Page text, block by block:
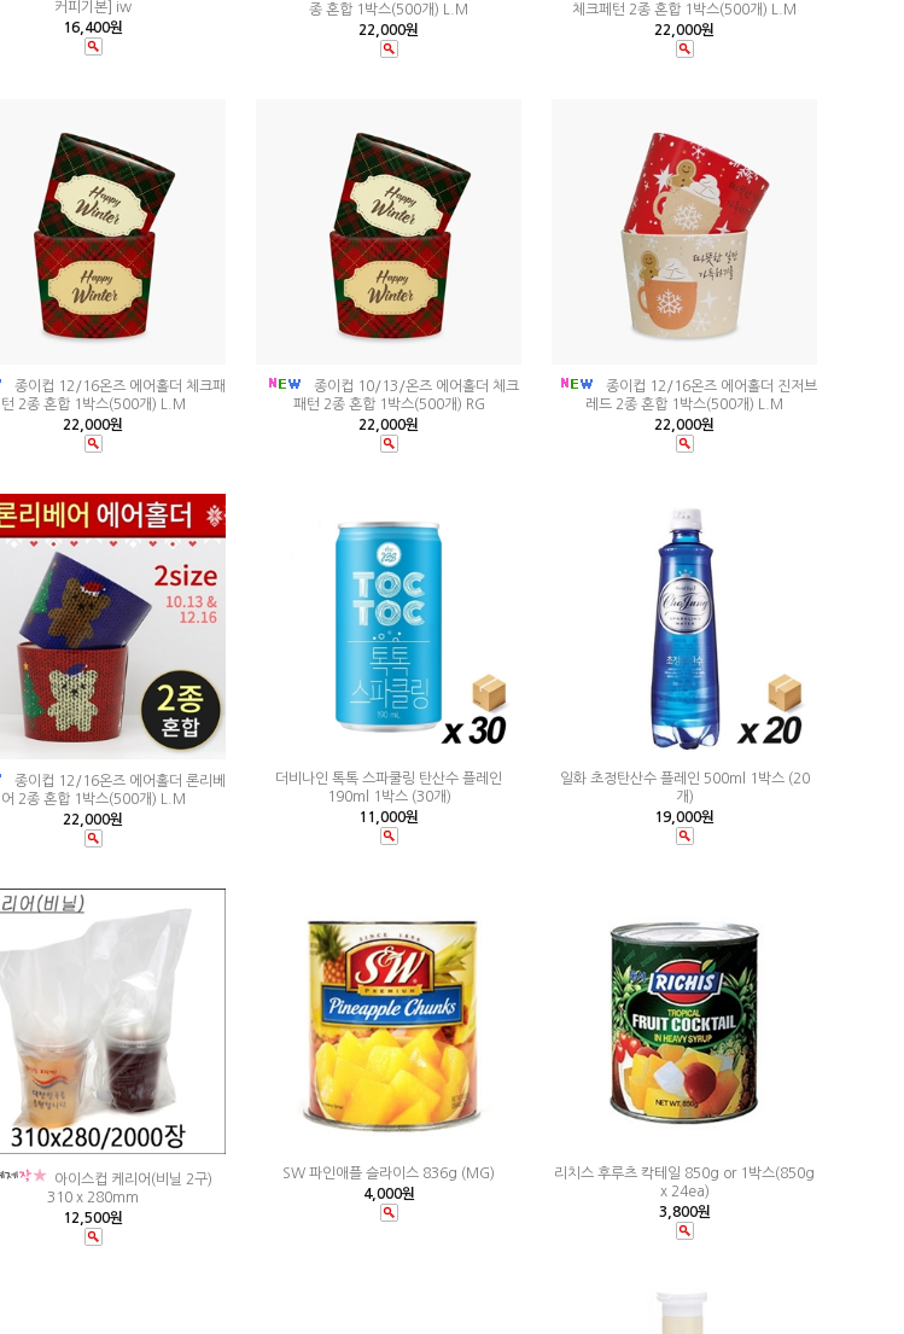
커피기본] iw
16,400원
종 혼합 1박스(500개) L.M
22,000원
체크페턴 2종 혼합 1박스(500개) L.M
22,000원
종이컵 12/16온즈 에어홀더 체크패
턴 2종 혼합 1박스(500개) L.M
22,000원
종이컵 10/13/온즈 에어홀더 체크
패턴 2종 혼합 1박스(500개) RG
22,000원
종이컵 12/16온즈 에어홀더 진저브
레드 2종 혼합 1박스(500개) L.M
22,000원
종이컵 12/16온즈 에어홀더 론리베
어 2종 혼합 1박스(500개) L.M
22,000원
더비나인 톡톡 스파쿨링 탄산수 플레인
190ml 1박스 (30개)
11,000원
일화 초정탄산수 플레인 500ml 1박스 (20
개)
19,000원
아이스컵 케리어(비닐 2구)
310 x 280mm
12,500원
SW 파인애플 슬라이스 836g (MG)
4,000원
리치스 후루츠 칵테일 850g or 1박스(850g
x 24ea)
3,800원